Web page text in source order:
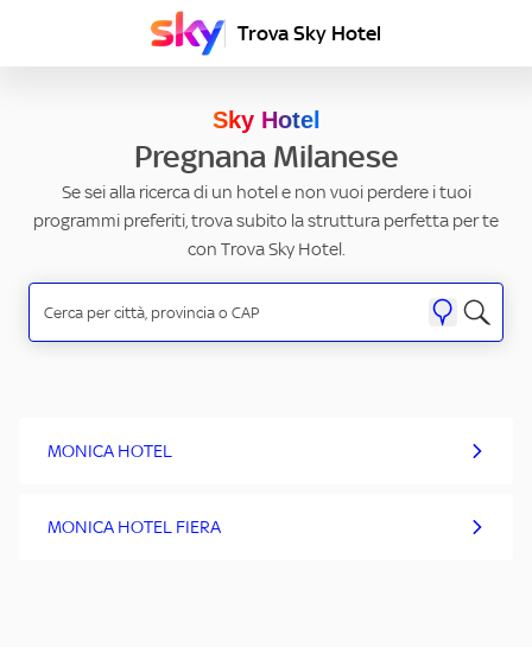
Trova Sky Hotel
Sky Hotel
Pregnana Milanese
Se sei alla ricerca di un hotel e non vuoi perdere i tuoi
programmi preferiti, trova subito la struttura perfetta per te
con Trova Sky Hotel.
MONICA HOTEL
MONICA HOTEL FIERA